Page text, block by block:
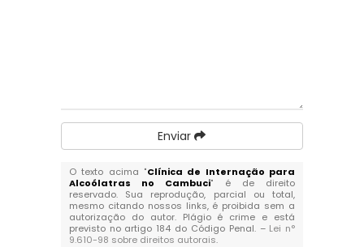
Enviar
O texto acima "Clínica de Internação para
Alcoólatras no Cambuci" é de direito
reservado. Sua reprodução, parcial ou total,
mesmo citando nossos links, é proibida sem a
autorização do autor. Plágio é crime e está
previsto no artigo 184 do Código Penal. – Lei n°
9.610-98 sobre direitos autorais.